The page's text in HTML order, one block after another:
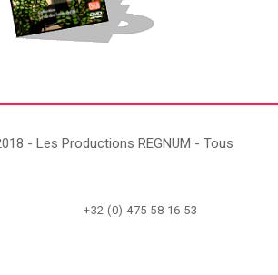
- Les Productions REGNUM - Tous
+32 (0) 475 58 16 53